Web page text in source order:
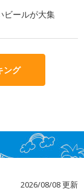
ビールが大集
ング
2026/08/08 更新